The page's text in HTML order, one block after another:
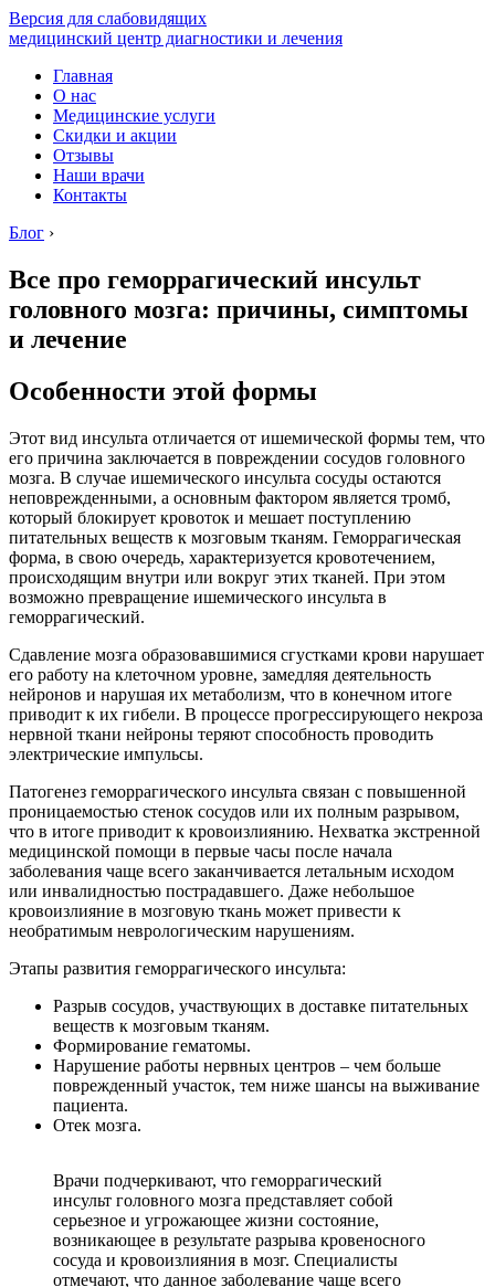
Версия для слабовидящих
медицинский центр диагностики и лечения
Главная
О нас
Медицинские услуги
Скидки и акции
Отзывы
Наши врачи
Контакты
Блог ›
Все про геморрагический инсульт
головного мозга: причины, симптомы
и лечение
Особенности этой формы
Этот вид инсульта отличается от ишемической формы тем, что
его причина заключается в повреждении сосудов головного
мозга. В случае ишемического инсульта сосуды остаются
неповрежденными, а основным фактором является тромб,
который блокирует кровоток и мешает поступлению
питательных веществ к мозговым тканям. Геморрагическая
форма, в свою очередь, характеризуется кровотечением,
происходящим внутри или вокруг этих тканей. При этом
возможно превращение ишемического инсульта в
геморрагический.
Сдавление мозга образовавшимися сгустками крови нарушает
его работу на клеточном уровне, замедляя деятельность
нейронов и нарушая их метаболизм, что в конечном итоге
приводит к их гибели. В процессе прогрессирующего некроза
нервной ткани нейроны теряют способность проводить
электрические импульсы.
Патогенез геморрагического инсульта связан с повышенной
проницаемостью стенок сосудов или их полным разрывом,
что в итоге приводит к кровоизлиянию. Нехватка экстренной
медицинской помощи в первые часы после начала
заболевания чаще всего заканчивается летальным исходом
или инвалидностью пострадавшего. Даже небольшое
кровоизлияние в мозговую ткань может привести к
необратимым неврологическим нарушениям.
Этапы развития геморрагического инсульта:
Разрыв сосудов, участвующих в доставке питательных
веществ к мозговым тканям.
Формирование гематомы.
Нарушение работы нервных центров – чем больше
поврежденный участок, тем ниже шансы на выживание
пациента.
Отек мозга.
Врачи подчеркивают, что геморрагический
инсульт головного мозга представляет собой
серьезное и угрожающее жизни состояние,
возникающее в результате разрыва кровеносного
сосуда и кровоизлияния в мозг. Специалисты
отмечают, что данное заболевание чаще всего